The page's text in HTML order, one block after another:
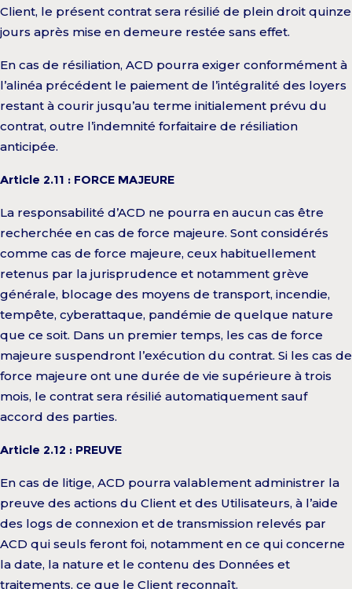
Client, le présent contrat sera résilié de plein droit quinze
jours après mise en demeure restée sans effet.
En cas de résiliation, ACD pourra exiger conformément à
l’alinéa précédent le paiement de l’intégralité des loyers
restant à courir jusqu’au terme initialement prévu du
contrat, outre l’indemnité forfaitaire de résiliation
anticipée.
Article 2.11 : FORCE MAJEURE
La responsabilité d’ACD ne pourra en aucun cas être
recherchée en cas de force majeure. Sont considérés
comme cas de force majeure, ceux habituellement
retenus par la jurisprudence et notamment grève
générale, blocage des moyens de transport, incendie,
tempête, cyberattaque, pandémie de quelque nature
que ce soit. Dans un premier temps, les cas de force
majeure suspendront l’exécution du contrat. Si les cas de
force majeure ont une durée de vie supérieure à trois
mois, le contrat sera résilié automatiquement sauf
accord des parties.
Article 2.12 : PREUVE
En cas de litige, ACD pourra valablement administrer la
preuve des actions du Client et des Utilisateurs, à l’aide
des logs de connexion et de transmission relevés par
ACD qui seuls feront foi, notamment en ce qui concerne
la date, la nature et le contenu des Données et
traitements, ce que le Client reconnaît.